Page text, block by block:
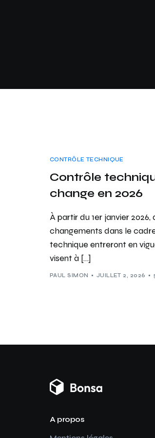
CONTRÔLE TECHNIQUE
Contrôle
change en 2026
À partir du 1er janvier 2026,
changements dans le
technique entreront en
visent à […]
PAUL SIMON JUILLET 2, 2026
A propos